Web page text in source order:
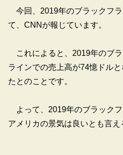
今回、2019年のブラックフ
て、CNNが報じています。
これによると、2019年のブ
ラインでの売上高が74憶ドル
たとのことです。
よって、2019年のブラックフ
アメリカの景気は良いとも言え